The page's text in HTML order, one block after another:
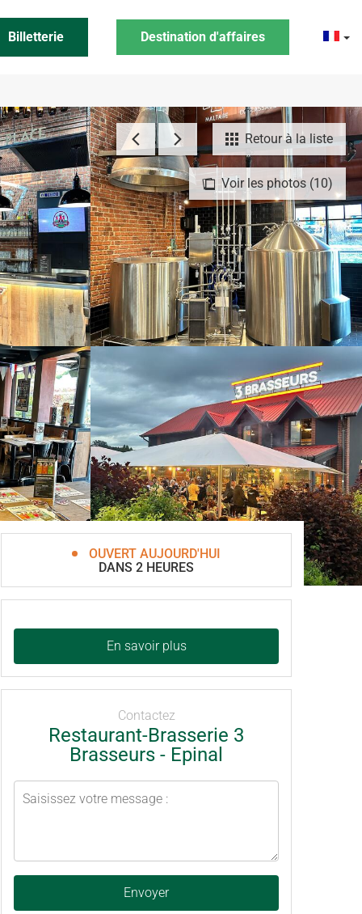
Billetterie Destination d'affaires
Voir les photos (10)
Retour à la liste
OUVERT AUJOURD'HUI
DANS 2 HEURES
En savoir plus
Contactez
Restaurant-Brasserie 3
Brasseurs - Epinal
Envoyer